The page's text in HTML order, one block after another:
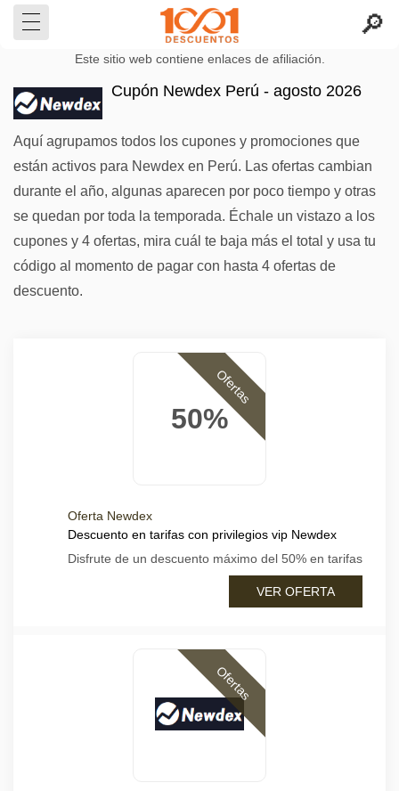
Este sitio web contiene enlaces de afiliación.
Cupón Newdex Perú - agosto 2026
Aquí agrupamos todos los cupones y promociones que
están activos para Newdex en Perú. Las ofertas cambian
durante el año, algunas aparecen por poco tiempo y otras
se quedan por toda la temporada. Échale un vistazo a los
cupones y 4 ofertas, mira cuál te baja más el total y usa tu
código al momento de pagar con hasta 4 ofertas de
descuento.
50%
Ofertas
Oferta Newdex
Descuento en tarifas con privilegios vip Newdex
Disfrute de un descuento máximo del 50% en tarifas
VER OFERTA
Ofertas